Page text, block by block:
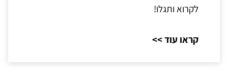
לקרוא ותגלו!
קראו עוד >>